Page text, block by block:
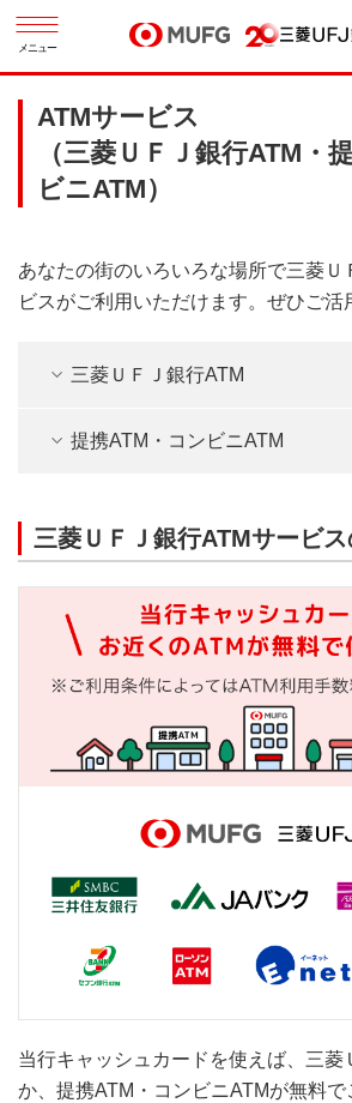
メニュー
ATMサービス
（三菱ＵＦＪ銀行ATM・
ビニATM）
あなたの街のいろいろな場所で三菱Ｕ
ビスがご利用いただけます。ぜひご活
三菱ＵＦＪ銀行ATM
提携ATM・コンビニATM
三菱ＵＦＪ銀行ATMサービ
当行キャッシュカードを使えば、三菱
か、提携ATM・コンビニATMが無料で